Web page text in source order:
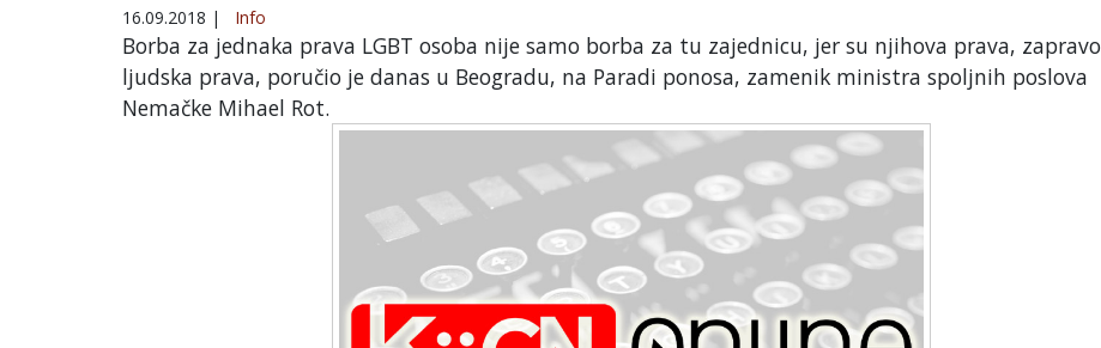
16.09.2018 | Info
Borba za jednaka prava LGBT osoba nije samo borba za tu zajednicu, jer su njihova prava, zapravo
ljudska prava, poručio je danas u Beogradu, na Paradi ponosa, zamenik ministra spoljnih poslova
Nemačke Mihael Rot.